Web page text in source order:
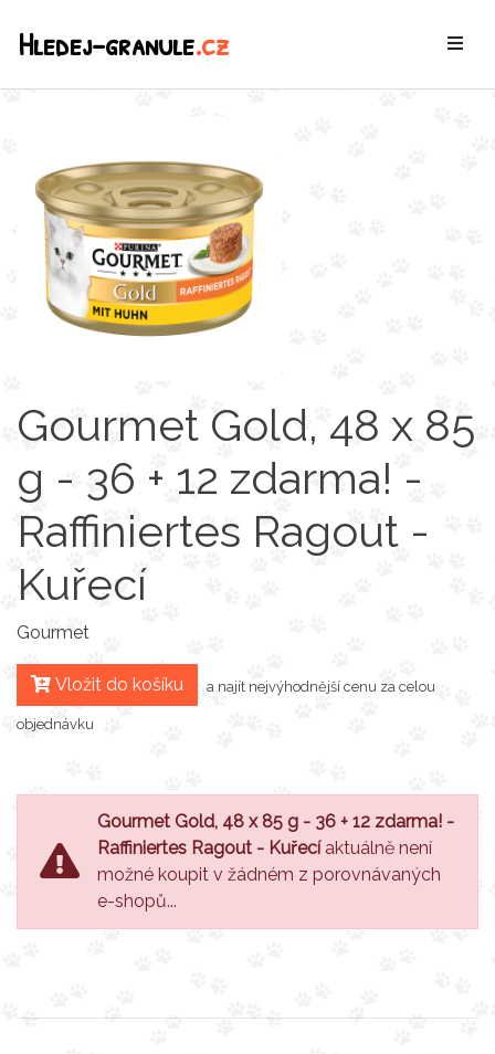
Hledej-granule.cz
Gourmet Gold, 48 x 85
g - 36 + 12 zdarma! -
Raffiniertes Ragout -
Kuřecí
Gourmet
Vložit do košíku a najít nejvýhodnější cenu za celou
objednávku
Gourmet Gold, 48 x 85 g - 36 + 12 zdarma! -
Raffiniertes Ragout - Kuřecíaktuálně není
možné koupit v žádném z porovnávaných
e-shopů...